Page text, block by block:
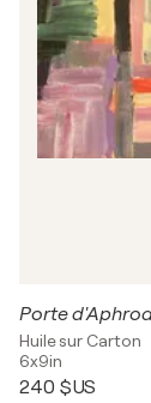
Huile sur Carton
6x9in
240 $US